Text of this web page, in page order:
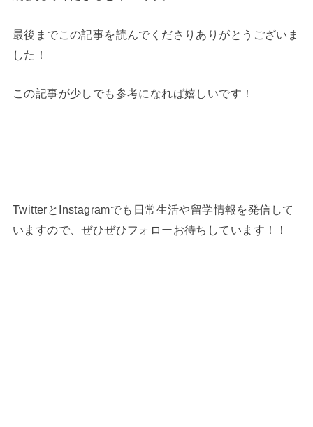
最後までこの記事を読んでくださりありがとうございま
した！
この記事が少しでも参考になれば嬉しいです！
TwitterとInstagramでも日常生活や留学情報を発信して
いますので、ぜひぜひフォローお待ちしています！！